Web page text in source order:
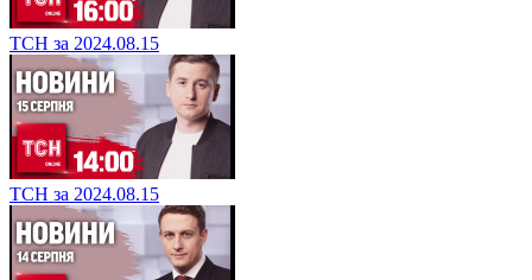
ТСН за 2024.08.15
ТСН за 2024.08.15